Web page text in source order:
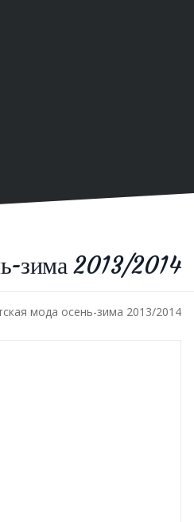
зима 2013/2014
мода осень-зима 2013/2014